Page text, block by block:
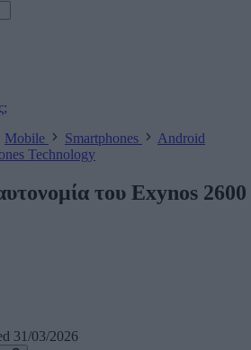
Mobile Smartphones
Android
Technology
του Exynos
31/03/2026